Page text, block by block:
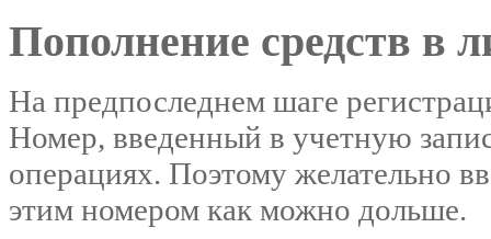
Пополнение средств в
На предпоследнем шаге
Номер, введенный в учетную
операциях. Поэтому желательно
этим номером как можно дольше.